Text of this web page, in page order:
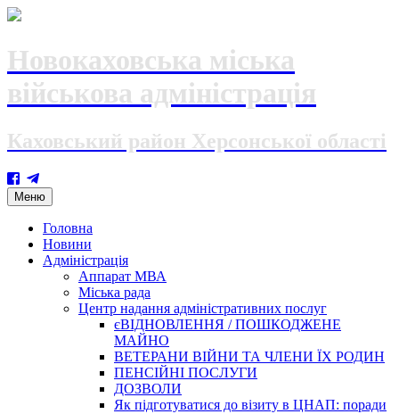
Новокаховська міська
військова адміністрація
Каховський район Херсонської області
Меню Skip
to
content
Головна
Новини
Адміністрація
Аппарат МВА
Міська рада
Центр надання адміністративних послуг
єВІДНОВЛЕННЯ / ПОШКОДЖЕНЕ
МАЙНО
ВЕТЕРАНИ ВІЙНИ ТА ЧЛЕНИ ЇХ РОДИН
ПЕНСІЙНІ ПОСЛУГИ
ДОЗВОЛИ
Як підготуватися до візиту в ЦНАП: поради